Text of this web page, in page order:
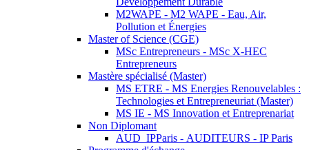
M2WAPE - M2 WAPE - Eau, Air,
Pollution et Énergies
Master of Science (CGE)
MSc Entrepreneurs - MSc X-HEC
Entrepreneurs
Mastère spécialisé (Master)
MS ETRE - MS Energies Renouvelables :
Technologies et Entrepreneuriat (Master)
MS IE - MS Innovation et Entreprenariat
Non Diplomant
AUD_IPParis - AUDITEURS - IP Paris